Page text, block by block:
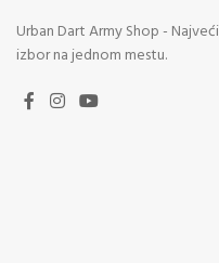
Urban Dart Army Shop - Najveći
izbor na jednom mestu.